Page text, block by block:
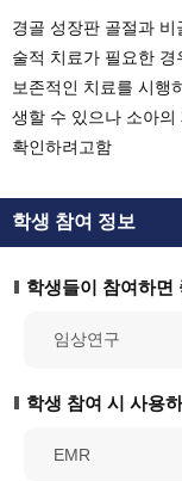
경골 성장판 골절과
술적 치료가 필요한
보존적인 치료를 시행
생할 수 있으나 소아의
확인하려고함
학생 참여 정보
학생들이 참여하면
임상연구
학생 참여 시 사용
EMR